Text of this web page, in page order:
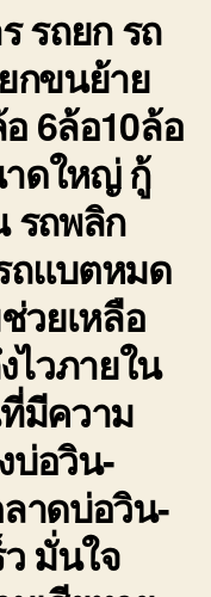
รถยก รถ
กขนย้าย
6ล้อ10ล้อ
ดใหญ่ กู้
รถพลิก
ถแบตหมด
วยเหลือ
ไวภายใน
มีความ
บ่อวิน-
าดบ่อวิน-
มั่นใจ